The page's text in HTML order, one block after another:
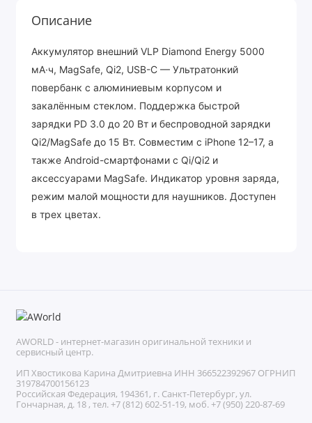
Описание
Аккумулятор внешний VLP Diamond Energy 5000
мА·ч, MagSafe, Qi2, USB-C — Ультратонкий
повербанк с алюминиевым корпусом и
закалённым стеклом. Поддержка быстрой
зарядки PD 3.0 до 20 Вт и беспроводной зарядки
Qi2/MagSafe до 15 Вт. Совместим с iPhone 12–17, а
также Android-смартфонами с Qi/Qi2 и
аксессуарами MagSafe. Индикатор уровня заряда,
режим малой мощности для наушников. Доступен
в трех цветах.
AWORLD - интернет-магазин оригинальной техники и
сервисный центр.
ИП Хвостикова Карина Дмитриевна ИНН 366522392967 ОГРНИП
319784700156123
Российская Федерация, 194361, г. Санкт-Петербург, ул.
Гончарная, д. 18 , тел. +7 (812) 602-51-19, моб. +7 (950) 220-87-69